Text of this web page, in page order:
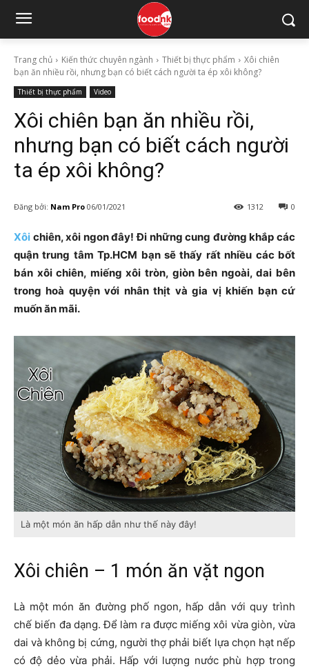
Trang chủ Kiến thức chuyên ngành Thiết bị thực phẩm
Xôi chiên
bạn ăn nhiều rồi, nhưng bạn có biết cách người ta ép xôi không?
Thiết bị thực phẩm Video
Xôi chiên bạn ăn nhiều rồi,
nhưng bạn có biết cách người
ta ép xôi không?
Đăng bởi: Nam Pro 06/01/2021 0
1312
Xôi chiên, xôi ngon đây! Đi những cung đường khắp các
quận trung tâm Tp.HCM bạn sẽ thấy rất nhiều các bốt
bán xôi chiên, miếng xôi tròn, giòn bên ngoài, dai bên
trong hoà quyện với nhân thịt và gia vị khiến bạn cứ
muốn ăn mãi.
Là một món ăn hấp dẫn như thế này đây!
Xôi chiên – 1 món ăn vặt ngon
Là một món ăn đường phố ngon, hấp dẫn với quy trình
chế biến đa dạng. Để làm ra được miếng xôi vừa giòn, vừa
dai và không bị cứng, người thợ phải biết lựa chọn hạt nếp
có độ dẻo vừa phải. Hấp với lượng nước phù hợp trong